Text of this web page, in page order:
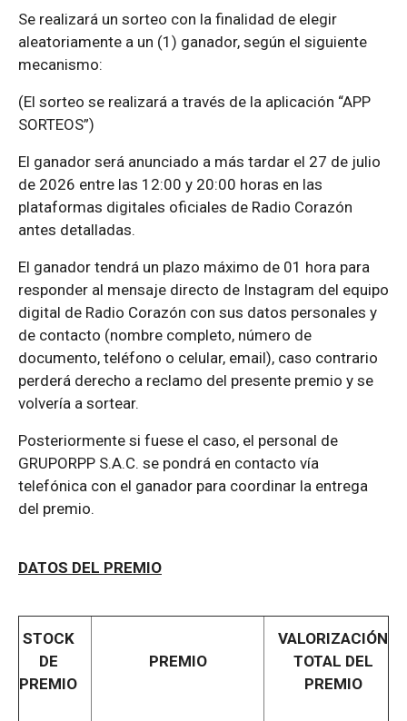
Se realizará un sorteo con la finalidad de elegir
aleatoriamente a un (1) ganador, según el siguiente
mecanismo:
(El sorteo se realizará a través de la aplicación “APP
SORTEOS”)
El ganador será anunciado a más tardar el 27 de julio
de 2026 entre las 12:00 y 20:00 horas en las
plataformas digitales oficiales de Radio Corazón
antes detalladas.
El ganador tendrá un plazo máximo de 01 hora para
responder al mensaje directo de Instagram del equipo
digital de Radio Corazón con sus datos personales y
de contacto (nombre completo, número de
documento, teléfono o celular, email), caso contrario
perderá derecho a reclamo del presente premio y se
volvería a sortear.
Posteriormente si fuese el caso, el personal de
GRUPORPP S.A.C. se pondrá en contacto vía
telefónica con el ganador para coordinar la entrega
del premio.
DATOS DEL PREMIO
STOCK
DE
PREMIO
PREMIO
VALORIZACIÓN
TOTAL DEL
PREMIO